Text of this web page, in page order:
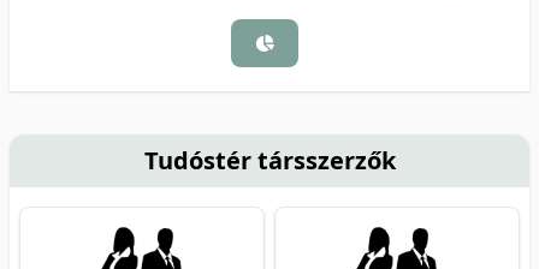
Tudóstér társszerzők